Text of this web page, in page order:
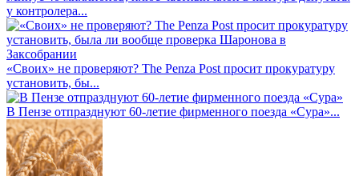
у контролера...
«Своих» не проверяют? The Penza Post просит прокуратуру
установить, бы...
В Пензе отпразднуют 60-летие фирменного поезда «Сура»...